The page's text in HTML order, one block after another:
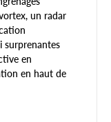
un radar
surprenantes
en
en haut de